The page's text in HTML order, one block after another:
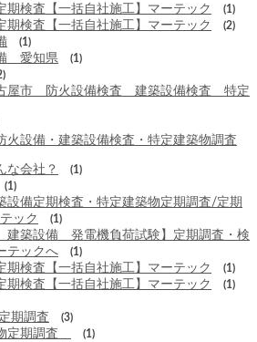
期検査【一括自社施工】マーテック (1)
期検査【一括自社施工】マーテック (2)
(1)
愛知県 (1)
屋市 防火設備検査 建築設備検査 特定
設備・建築設備検査・特定建築物調査
な会社？ (1)
(1)
備定期検査・特定建築物定期調査/定期
ック
(1)
築設備 発電機負荷試験】定期調査・検
ックへ
(1)
期検査【一括自社施工】マーテック (1)
期検査【一括自社施工】マーテック (1)
期調査 (3)
定期調査 (1)